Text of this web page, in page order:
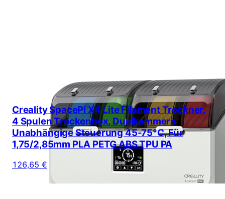
Creality SpacePi X4 Lite Filament Trockner,
4 Spulen Trockenbox, Dualkammern
Unabhängige Steuerung 45-75°C, Für
1,75/2,85mm PLA PETG ABS TPU PA
126,65 €